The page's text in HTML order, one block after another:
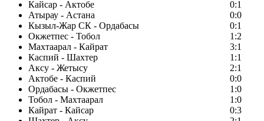
Кайсар - Актобе
0:1
Атырау - Астана
0:0
Кызыл-Жар СК - Ордабасы
0:1
Окжетпес - Тобол
1:2
Махтаарал - Кайрат
3:1
Каспий - Шахтер
1:1
Аксу - Жетысу
2:1
Актобе - Каспий
0:0
Ордабасы - Окжетпес
1:0
Тобол - Махтаарал
1:0
Кайрат - Кайсар
0:3